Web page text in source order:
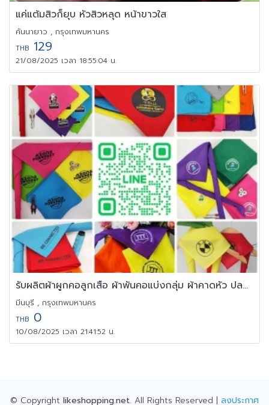
แค่แต้มสิวก็ยุบ หัวสิวหลุด หน้าขาวใส
คันนายาว , กรุงเทพมหานคร
THB 129
21/08/2025 เวลา 18:55:04 น.
รับผลิตผ้าผูกคอลูกเสือ ผ้าพันคอแบ่งกลุ่ม ผ้าคาดหัว ปลอกแขน หมวก
มีนบุรี , กรุงเทพมหานคร
THB 0
10/08/2025 เวลา 21:41:52 น.
© Copyright likeshopping.net. All Rights Reserved | ลงประกาศ